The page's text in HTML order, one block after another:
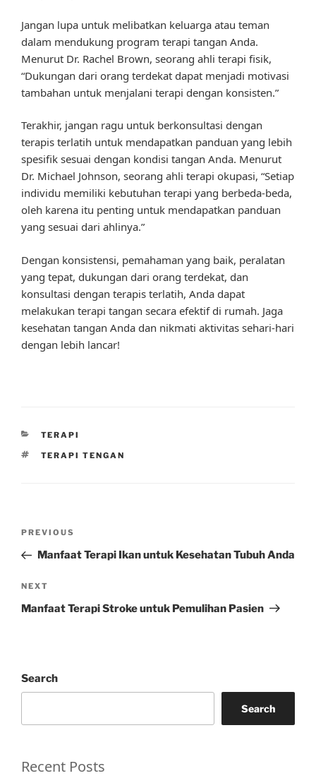
Jangan lupa untuk melibatkan keluarga atau teman
dalam mendukung program terapi tangan Anda.
Menurut Dr. Rachel Brown, seorang ahli terapi fisik,
“Dukungan dari orang terdekat dapat menjadi motivasi
tambahan untuk menjalani terapi dengan konsisten.”
Terakhir, jangan ragu untuk berkonsultasi dengan
terapis terlatih untuk mendapatkan panduan yang lebih
spesifik sesuai dengan kondisi tangan Anda. Menurut
Dr. Michael Johnson, seorang ahli terapi okupasi, “Setiap
individu memiliki kebutuhan terapi yang berbeda-beda,
oleh karena itu penting untuk mendapatkan panduan
yang sesuai dari ahlinya.”
Dengan konsistensi, pemahaman yang baik, peralatan
yang tepat, dukungan dari orang terdekat, dan
konsultasi dengan terapis terlatih, Anda dapat
melakukan terapi tangan secara efektif di rumah. Jaga
kesehatan tangan Anda dan nikmati aktivitas sehari-hari
dengan lebih lancar!
CATEGORIES
TERAPI
TAGS
TERAPI TENGAN
Previous
Post
PREVIOUS
Manfaat Terapi Ikan untuk Kesehatan Tubuh Anda
Next
Post
NEXT
Manfaat Terapi Stroke untuk Pemulihan Pasien
Search
Search
Recent Posts